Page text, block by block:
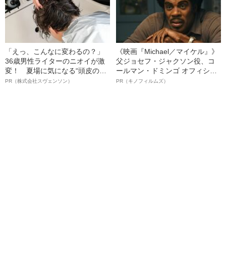
「えっ、こんなに変わるの？」
36歳男性ライターのニオイが激
変！ 夏場に気になる“頭皮のニ
オイ”や“ベタつき”を解消す
PR（株式会社スヴェンソン）
《映画『Michael／マイケル』》
父ジョセフ・ジャクソン役、コ
ールマン・ドミンゴ オフィシャ
ルインタビュー“観客を魅了した
PR（キノフィルムズ）